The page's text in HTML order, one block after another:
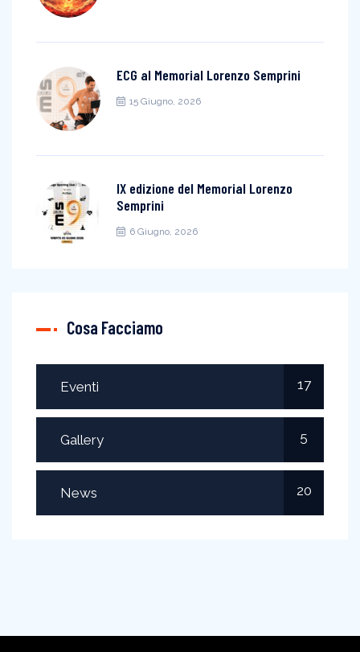
ECG al Memorial Lorenzo Semprini
15 Giugno, 2026
IX edizione del Memorial Lorenzo
Semprini
6 Giugno, 2026
Cosa Facciamo
Eventi 17
Gallery 5
News 20